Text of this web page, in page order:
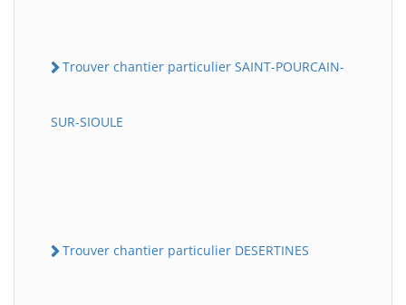
Trouver chantier particulier SAINT-POURCAIN-
SUR-SIOULE
Trouver chantier particulier DESERTINES